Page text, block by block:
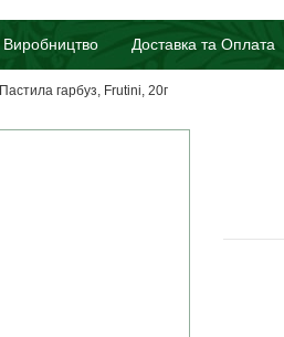
Виробництво Доставка та Оплата
Пастила гарбуз, Frutini, 20г